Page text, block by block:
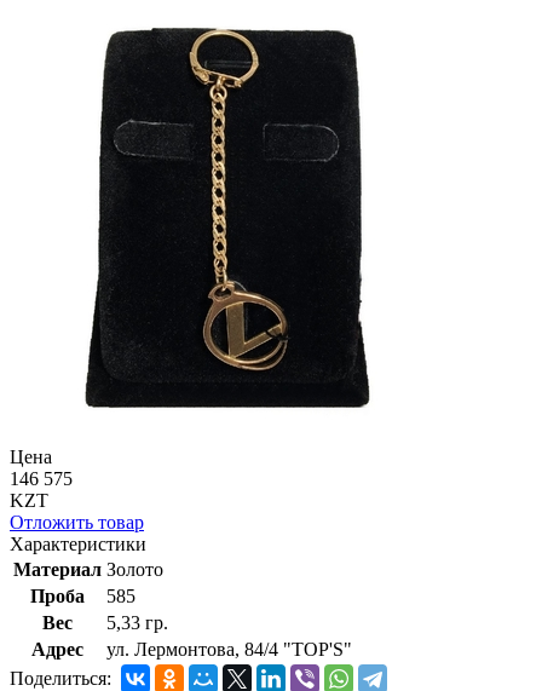
Цена
146 575
KZT
Отложить товар
Характеристики
Материал Золото
Проба
585
Вес
5,33 гр.
Адрес
ул. Лермонтова, 84/4 "TOP'S"
Поделиться: